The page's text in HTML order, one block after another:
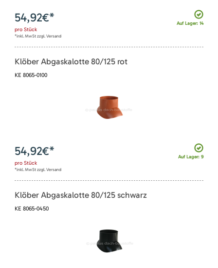
Auf Lager: 14
54,92€*
pro Stück
*inkl. MwSt zzgl. Versand
Klöber Abgaskalotte 80/125 rot
KE 8065-0100
Auf Lager: 9
54,92€*
pro Stück
*inkl. MwSt zzgl. Versand
Klöber Abgaskalotte 80/125 schwarz
KE 8065-0450